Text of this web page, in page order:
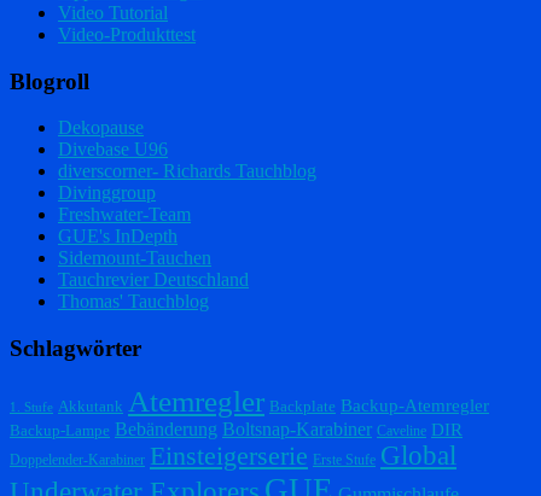
Video Tutorial
Video-Produkttest
Blogroll
Dekopause
Divebase U96
diverscorner- Richards Tauchblog
Divinggroup
Freshwater-Team
GUE's InDepth
Sidemount-Tauchen
Tauchrevier Deutschland
Thomas' Tauchblog
Schlagwörter
1. Stufe Akkutank Atemregler Backplate Backup-Atemregler
Backup-Lampe Bebänderung Boltsnap-Karabiner Caveline DIR
Doppelender-Karabiner Einsteigerserie Erste Stufe Global